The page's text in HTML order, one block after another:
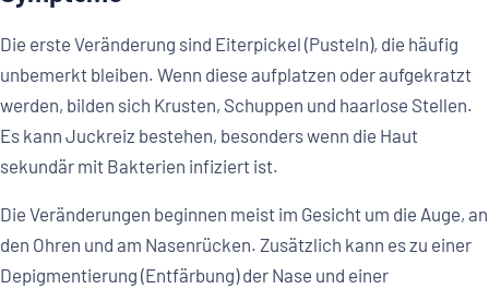
Die erste Veränderung sind Eiterpickel (Pusteln), die häufig
unbemerkt bleiben. Wenn diese aufplatzen oder aufgekratzt
werden, bilden sich Krusten, Schuppen und haarlose Stellen.
Es kann Juckreiz bestehen, besonders wenn die Haut
sekundär mit Bakterien infiziert ist.
Die Veränderungen beginnen meist im Gesicht um die Auge, an
den Ohren und am Nasenrücken. Zusätzlich kann es zu einer
Depigmentierung (Entfärbung) der Nase und einer